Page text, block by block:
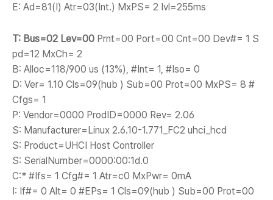
E: Ad=81(I) Atr=03(Int.) MxPS= 2 Ivl=255ms
T: Bus=02 Lev=00 Prnt=00 Port=00 Cnt=00 Dev#= 1 S
pd=12 MxCh= 2
B: Alloc=118/900 us (13%), #Int= 1, #Iso= 0
D: Ver= 1.10 Cls=09(hub ) Sub=00 Prot=00 MxPS= 8 #
Cfgs= 1
P: Vendor=0000 ProdID=0000 Rev= 2.06
S: Manufacturer=Linux 2.6.10-1.771_FC2 uhci_hcd
S: Product=UHCI Host Controller
S: SerialNumber=0000:00:1d.0
C:* #Ifs= 1 Cfg#= 1 Atr=c0 MxPwr= 0mA
I: If#= 0 Alt= 0 #EPs= 1 Cls=09(hub ) Sub=00 Prot=00